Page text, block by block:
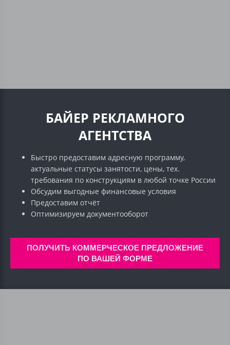
БАЙЕР РЕКЛАМНОГО
АГЕНТСТВА
Быстро предоставим адресную программу,
актуальные статусы занятости, цены, тех.
требования по конструкциям в любой точке России
Обсудим выгодные финансовые условия
Предоставим отчёт
Оптимизируем документооборот
ПОЛУЧИТЬ КОММЕРЧЕСКОЕ ПРЕДЛОЖЕНИЕ
ПО ВАШЕЙ ФОРМЕ